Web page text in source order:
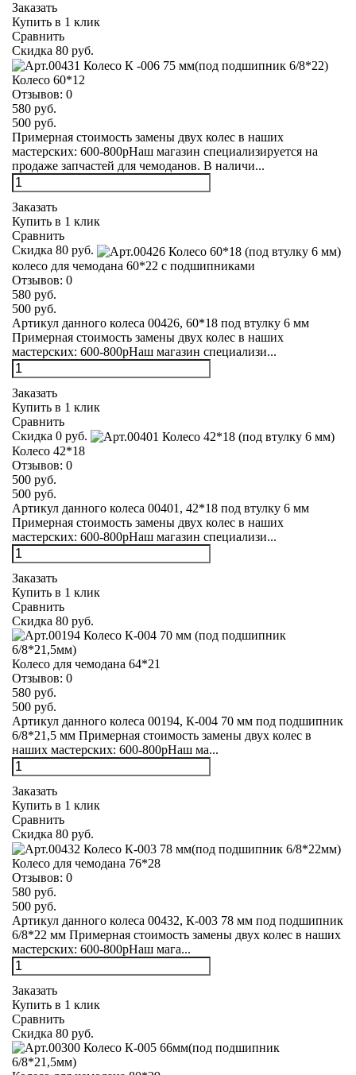
Заказать
Купить в 1 клик
Сравнить
Скидка 80 руб.
Колесо 60*12
Отзывов: 0
580 руб.
500 руб.
Примерная стоимость замены двух колес в наших
мастерских: 600-800рНаш магазин специализируется на
продаже запчастей для чемоданов. В наличи...
Заказать
Купить в 1 клик
Сравнить
Скидка 80 руб.
колесо для чемодана 60*22 с подшипниками
Отзывов: 0
580 руб.
500 руб.
Артикул данного колеса 00426, 60*18 под втулку 6 мм
Примерная стоимость замены двух колес в наших
мастерских: 600-800рНаш магазин специализи...
Заказать
Купить в 1 клик
Сравнить
Скидка 0 руб.
Колесо 42*18
Отзывов: 0
500 руб.
500 руб.
Артикул данного колеса 00401, 42*18 под втулку 6 мм
Примерная стоимость замены двух колес в наших
мастерских: 600-800рНаш магазин специализи...
Заказать
Купить в 1 клик
Сравнить
Скидка 80 руб.
Колесо для чемодана 64*21
Отзывов: 0
580 руб.
500 руб.
Артикул данного колеса 00194, К-004 70 мм под подшипник
6/8*21,5 мм Примерная стоимость замены двух колес в
наших мастерских: 600-800рНаш ма...
Заказать
Купить в 1 клик
Сравнить
Скидка 80 руб.
Колесо для чемодана 76*28
Отзывов: 0
580 руб.
500 руб.
Артикул данного колеса 00432, К-003 78 мм под подшипник
6/8*22 мм Примерная стоимость замены двух колес в наших
мастерских: 600-800рНаш мага...
Заказать
Купить в 1 клик
Сравнить
Скидка 80 руб.